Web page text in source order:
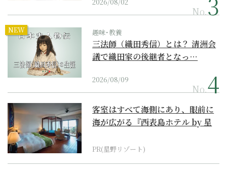
2026/08/02
No.
NEW 趣味･教養
三法師（織田秀信）とは？ 清洲会
議で織田家の後継者となっ…
2026/08/09
No.
客室はすべて海側にあり、眼前に
海が広がる『西表島ホテル by 星
PR(星野リゾート)